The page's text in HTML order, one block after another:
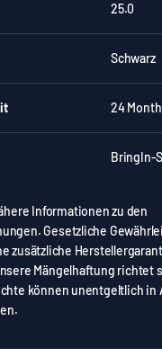
25.0
Schwarz
24 Month
BringIn-
Informationen zu den
Gesetzliche
zusätzliche
Mängelhaftung richtet
können unentgeltlich in